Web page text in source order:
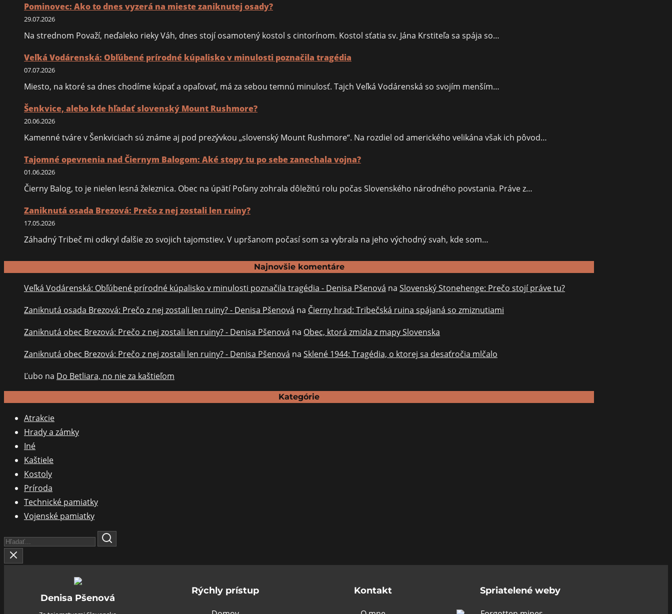
Pominovec: Ako to dnes vyzerá na mieste zaniknutej osady?
29.07.2026
Na strednom Považí, neďaleko rieky Váh, dnes stojí osamotený kostol s cintorínom. Kostol sťatia sv. Jána Krstiteľa sa spája so…
Veľká Vodárenská: Obľúbené prírodné kúpalisko v minulosti poznačila tragédia
07.07.2026
Miesto, na ktoré sa dnes chodíme kúpať a opaľovať, má za sebou temnú minulosť. Tajch Veľká Vodárenská so svojím menším…
Šenkvice, alebo kde hľadať slovenský Mount Rushmore?
20.06.2026
Kamenné tváre v Šenkviciach sú známe aj pod prezývkou „slovenský Mount Rushmore“. Na rozdiel od amerického velikána však ich pôvod…
Tajomné opevnenia nad Čiernym Balogom: Aké stopy tu po sebe zanechala vojna?
01.06.2026
Čierny Balog, to je nielen lesná železnica. Obec na úpätí Poľany zohrala dôležitú rolu počas Slovenského národného povstania. Práve z…
Zaniknutá osada Brezová: Prečo z nej zostali len ruiny?
17.05.2026
Záhadný Tribeč mi odkryl ďalšie zo svojich tajomstiev. V upršanom počasí som sa vybrala na jeho východný svah, kde som…
Najnovšie komentáre
Veľká Vodárenská: Obľúbené prírodné kúpalisko v minulosti poznačila tragédia - Denisa Pšenová na Slovenský Stonehenge: Prečo stojí práve tu?
Zaniknutá osada Brezová: Prečo z nej zostali len ruiny? - Denisa Pšenová na Čierny hrad: Tribečská ruina spájaná so zmiznutiami
Zaniknutá obec Brezová: Prečo z nej zostali len ruiny? - Denisa Pšenová na Obec, ktorá zmizla z mapy Slovenska
Zaniknutá obec Brezová: Prečo z nej zostali len ruiny? - Denisa Pšenová na Sklené 1944: Tragédia, o ktorej sa desaťročia mlčalo
Ľubo na Do Betliara, no nie za kaštieľom
Kategórie
Atrakcie
Hrady a zámky
Iné
Kaštiele
Kostoly
Príroda
Technické pamiatky
Vojenské pamiatky
Search
Here...
Denisa Pšenová
Rýchly prístup Kontakt Spriatelené weby